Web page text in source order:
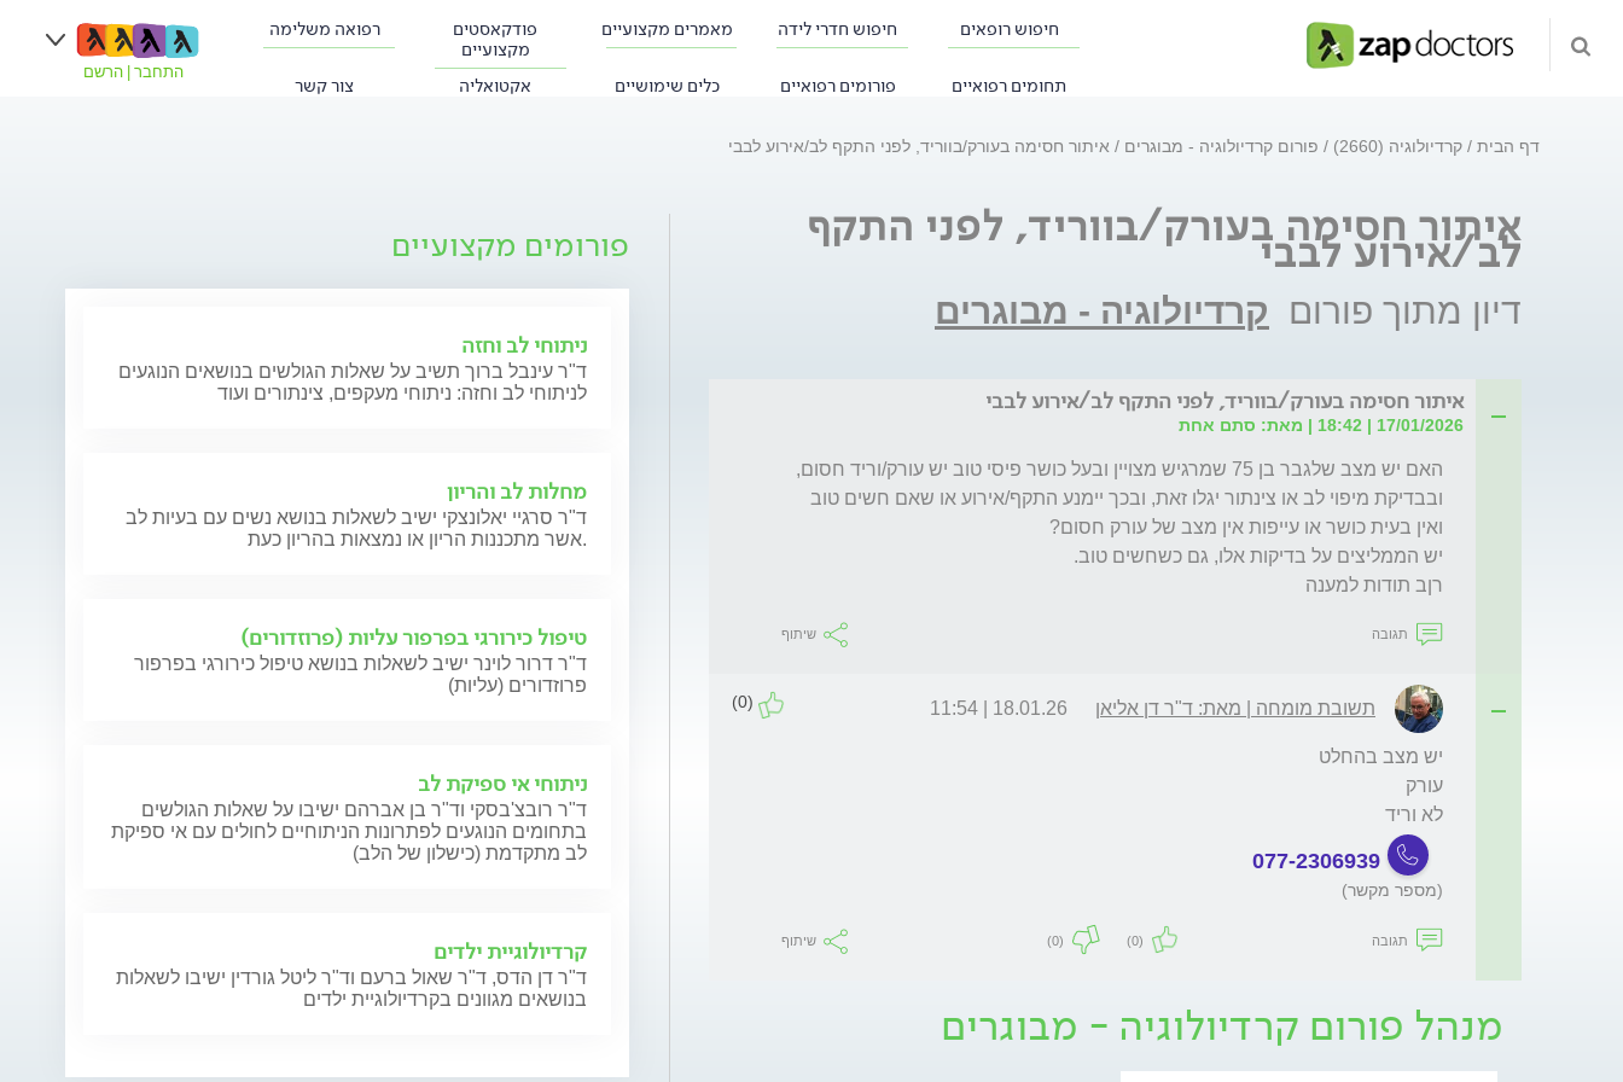
חיפוש רופאים חיפוש חדרי לידה מאמרים מקצועיים
פודקאסטים
מקצועיים
רפואה משלימה
תחומים רפואיים פורומים רפואיים כלים שימושיים אקטואליה צור קשר
התחבר הרשם
דף הבית קרדיולוגיה (2660) פורום קרדיולוגיה - מבוגרים איתור חסימה בעורק/בווריד, לפני התקף לב/אירוע לבבי
איתור חסימה בעורק/בווריד, לפני התקף
לב/אירוע לבבי
דיון מתוך פורום קרדיולוגיה - מבוגרים
איתור חסימה בעורק/בווריד, לפני התקף לב/אירוע לבבי
17/01/2026 | 18:42 | מאת: סתם אחת
רןב תודות למענה
תגובה שיתוף
תשובת מומחה | מאת: ד"ר דן אליאן 18.01.26 | 11:54
(0)
לא וריד
077-2306939
(מספר מקשר)
תגובה (0)
(0) שיתוף
מנהל פורום קרדיולוגיה - מבוגרים
פורומים מקצועיים
ניתוחי לב וחזה
ד"ר עינבל ברוך תשיב על שאלות הגולשים בנושאים הנוגעים
לניתוחי לב וחזה: ניתוחי מעקפים, צינתורים ועוד
מחלות לב והריון
ד"ר סרגיי יאלונצקי ישיב לשאלות בנושא נשים עם בעיות לב
אשר מתכננות הריון או נמצאות בהריון כעת.
טיפול כירורגי בפרפור עליות (פרוזדורים)
ד"ר דרור לוינר ישיב לשאלות בנושא טיפול כירורגי בפרפור
פרוזדורים (עליות)
ניתוחי אי ספיקת לב
ד"ר רובצ'בסקי וד"ר בן אברהם ישיבו על שאלות הגולשים
בתחומים הנוגעים לפתרונות הניתוחיים לחולים עם אי ספיקת
לב מתקדמת (כישלון של הלב)
קרדיולוגיית ילדים
ד"ר דן הדס, ד"ר שאול ברעם וד"ר ליטל גורדין ישיבו לשאלות
בנושאים מגוונים בקרדיולוגיית ילדים